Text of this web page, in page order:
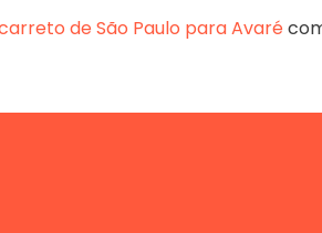
de São Paulo para Avaré